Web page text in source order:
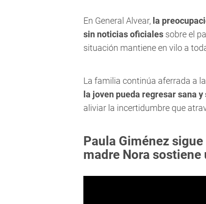
En General Alvear, la
sin noticias oficiales sobre el
situación mantiene en vilo a
La familia continúa aferrada a
la joven pueda regresar sana y
aliviar la incertidumbre que
Paula Giménez
madre Nora sostiene